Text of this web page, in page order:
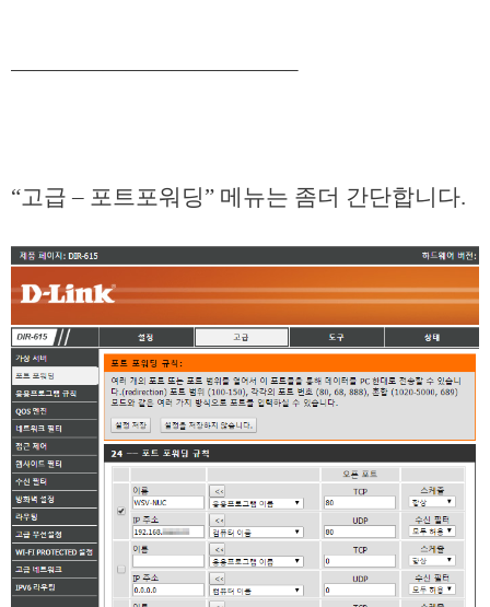
————————————–
“고급 – 포트포워딩” 메뉴는 좀더 간단합니다.